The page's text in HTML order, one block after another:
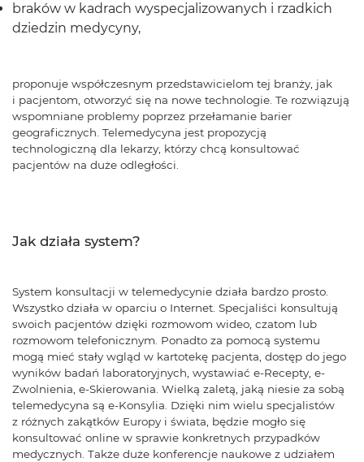
braków w kadrach wyspecjalizowanych i rzadkich
dziedzin medycyny,
proponuje współczesnym przedstawicielom tej branży, jak
i pacjentom, otworzyć się na nowe technologie. Te rozwiązują
wspomniane problemy poprzez przełamanie barier
geograficznych. Telemedycyna jest propozycją
technologiczną dla lekarzy, którzy chcą konsultować
pacjentów na duże odległości.
Jak działa system?
System konsultacji w telemedycynie działa bardzo prosto.
Wszystko działa w oparciu o Internet. Specjaliści konsultują
swoich pacjentów dzięki rozmowom wideo, czatom lub
rozmowom telefonicznym. Ponadto za pomocą systemu
mogą mieć stały wgląd w kartotekę pacjenta, dostęp do jego
wyników badań laboratoryjnych, wystawiać e-Recepty, e-
Zwolnienia, e-Skierowania. Wielką zaletą, jaką niesie za sobą
telemedycyna są e-Konsylia. Dzięki nim wielu specjalistów
z różnych zakątków Europy i świata, będzie mogło się
konsultować online w sprawie konkretnych przypadków
medycznych. Także duże konferencje naukowe z udziałem